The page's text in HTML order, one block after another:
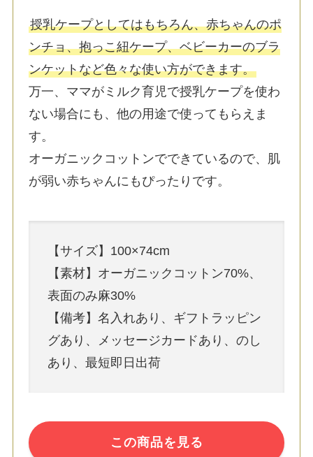
授乳ケープとしてはもちろん、赤ちゃんのポ
ンチョ、抱っこ紐ケープ、ベビーカーのブラ
ンケットなど色々な使い方ができます。
万一、ママがミルク育児で授乳ケープを使わ
ない場合にも、他の用途で使ってもらえま
す。
オーガニックコットンでできているので、肌
が弱い赤ちゃんにもぴったりです。
【サイズ】100×74cm
【素材】オーガニックコットン70%、
表面のみ麻30%
【備考】名入れあり、ギフトラッピン
グあり、メッセージカードあり、のし
あり、最短即日出荷
この商品を見る